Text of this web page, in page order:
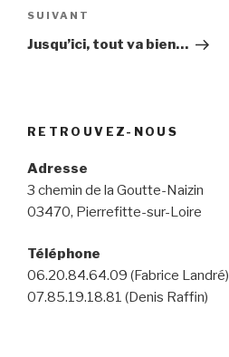
Article
suivant
SUIVANT
Jusqu’ici, tout va bien…
RETROUVEZ-NOUS
Adresse
3 chemin de la Goutte-Naizin
03470, Pierrefitte-sur-Loire
Téléphone
06.20.84.64.09 (Fabrice Landré)
07.85.19.18.81 (Denis Raffin)